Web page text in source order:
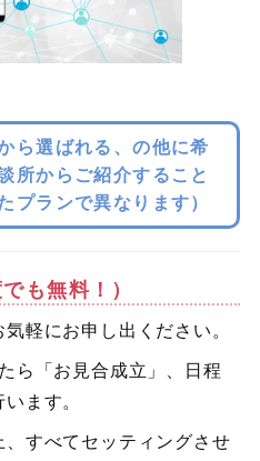
ら選ばれる、の他に希
所からご紹介すること
プランで異なります）
も無料！）
軽にお申し出ください。
ら「お見合成立」、日程
ます。
すべてセッティングさせ